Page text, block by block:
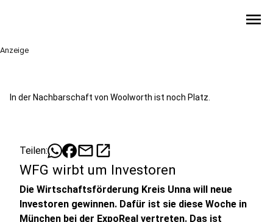
menu
Anzeige
In der Nachbarschaft von Woolworth ist noch Platz.
Teilen: mailopen_in_new
WFG wirbt um Investoren
Die Wirtschaftsförderung Kreis Unna will neue
Investoren gewinnen. Dafür ist sie diese Woche in
München bei der ExpoReal vertreten. Das ist